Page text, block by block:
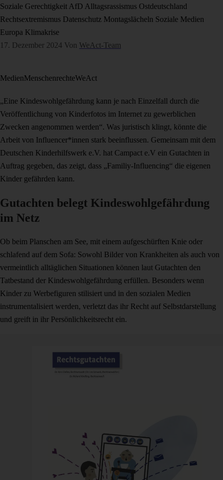
Soziale Gerechtigkeit AfD Alltagsrassismus Ostdeutschland
Rechtsextremismus Datenschutz Montagslächeln Soziale Medien
Europa Klimakrise
17. Dezember 2024 Von WeAct-Team
MedienMenschenrechteWeAct
„Eine Kindeswohlgefährdung kann je nach Einzelfall durch die
Veröffentlichung von Kinderfotos im Internet zu gewerblichen
Zwecken angenommen werden“. Was juristisch klingt, könnte die
Arbeit von Influencer*innen stark beeinflussen. Gemeinsam mit dem
Deutschen Kinderhilfswerk e.V. hat Campact e.V ein Gutachten in
Auftrag gegeben, das zeigt, dass „Familiy-Influencing“ die eigenen
Kinder gefährden kann.
Gutachten belegt Kindeswohlgefährdung
im Netz
Ob beim Planschen am See, mit einem aufgeschürften Knie oder
schlafend auf dem Sofa: Sowohl Bilder von Krankheiten als auch von
vermeintlich alltäglichen Situationen können laut Gutachten den
Tatbestand der Kindeswohlgefährdung erfüllen. Besonders wenn
Kinder zu Werbefiguren stilisiert und in den sozialen Medien
instrumentalisiert werden, verletzt das ihr Recht auf Selbstdarstellung
und greift in ihr Persönlichkeitsrecht ein.